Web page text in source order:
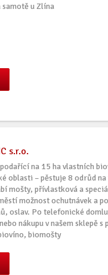
samotě u Zlína
s.r.o.
na 15 ha vlastních
oblasti – pěstuje 8 odrůd
mošty, přívlastková a
možnost ochutnávek a
oslav. Po telefonické
nákupu v našem sklepě s
biomošty